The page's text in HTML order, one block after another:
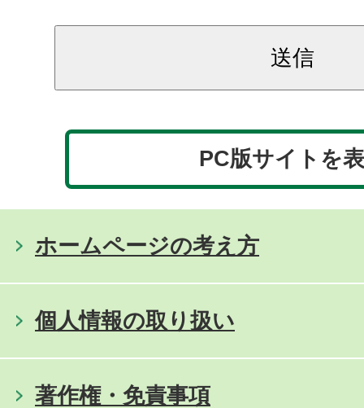
PC版サイトを
ホームページの考え方
個人情報の取り扱い
著作権・免責事項